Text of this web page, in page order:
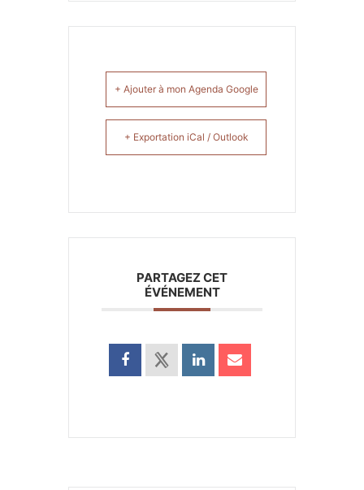
+ Ajouter à mon Agenda Google
+ Exportation iCal / Outlook
PARTAGEZ CET
ÉVÉNEMENT